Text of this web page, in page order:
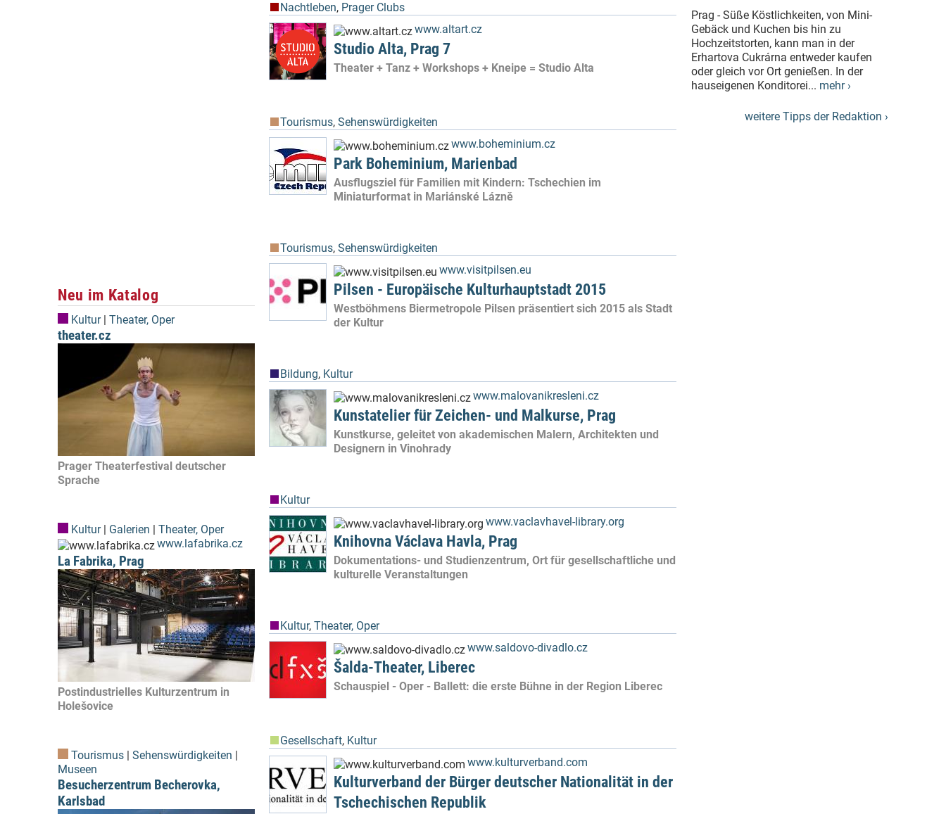
Neu im Katalog
Kultur| Theater, Oper
theater.cz
Prager Theaterfestival deutscher
Sprache
Kultur| Galerien | Theater, Oper
www.lafabrika.cz
La Fabrika, Prag
Postindustrielles Kulturzentrum in
Holešovice
Tourismus | Sehenswürdigkeiten |
Museen
Besucherzentrum Becherovka,
Karlsbad
Nachtleben, Prager Clubs
www.altart.cz
Studio Alta, Prag 7
Theater + Tanz + Workshops + Kneipe = Studio Alta
Tourismus, Sehenswürdigkeiten
www.boheminium.cz
Park Boheminium, Marienbad
Ausflugsziel für Familien mit Kindern: Tschechien im
Miniaturformat in Mariánské Lázně
Tourismus, Sehenswürdigkeiten
www.visitpilsen.eu
Pilsen - Europäische Kulturhauptstadt 2015
Westböhmens Biermetropole Pilsen präsentiert sich 2015 als Stadt
der Kultur
Bildung, Kultur
www.malovanikresleni.cz
Kunstatelier für Zeichen- und Malkurse, Prag
Kunstkurse, geleitet von akademischen Malern, Architekten und
Designern in Vinohrady
Kultur
www.vaclavhavel-library.org
Knihovna Václava Havla, Prag
Dokumentations- und Studienzentrum, Ort für gesellschaftliche und
kulturelle Veranstaltungen
Kultur, Theater, Oper
www.saldovo-divadlo.cz
Šalda-Theater, Liberec
Schauspiel - Oper - Ballett: die erste Bühne in der Region Liberec
Gesellschaft, Kultur
www.kulturverband.com
Kulturverband der Bürger deutscher Nationalität in der
Tschechischen Republik
Prag - Süße Köstlichkeiten, von Mini-
Gebäck und Kuchen bis hin zu
Hochzeitstorten, kann man in der
Erhartova Cukrárna entweder kaufen
oder gleich vor Ort genießen. In der
hauseigenen Konditorei... mehr ›
weitere Tipps der Redaktion ›